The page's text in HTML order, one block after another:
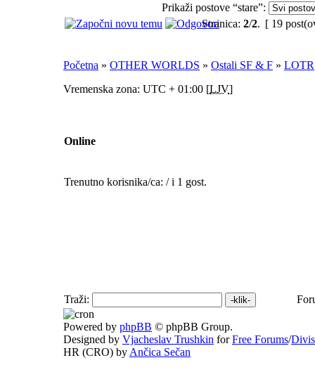
Prikaži postove “stare”:
Stranica: 2/2. [ 19
Početna » OTHER WORLDS » Ostali SF & F » LOTR
Vremenska zona: UTC + 01:00 [LJV]
Online
Trenutno korisnika/ca: / i 1 gost.
Traži:
Powered by phpBB © phpBB Group.
Designed by Vjacheslav Trushkin forFree Forums/
HR (CRO) by Ančica Sečan